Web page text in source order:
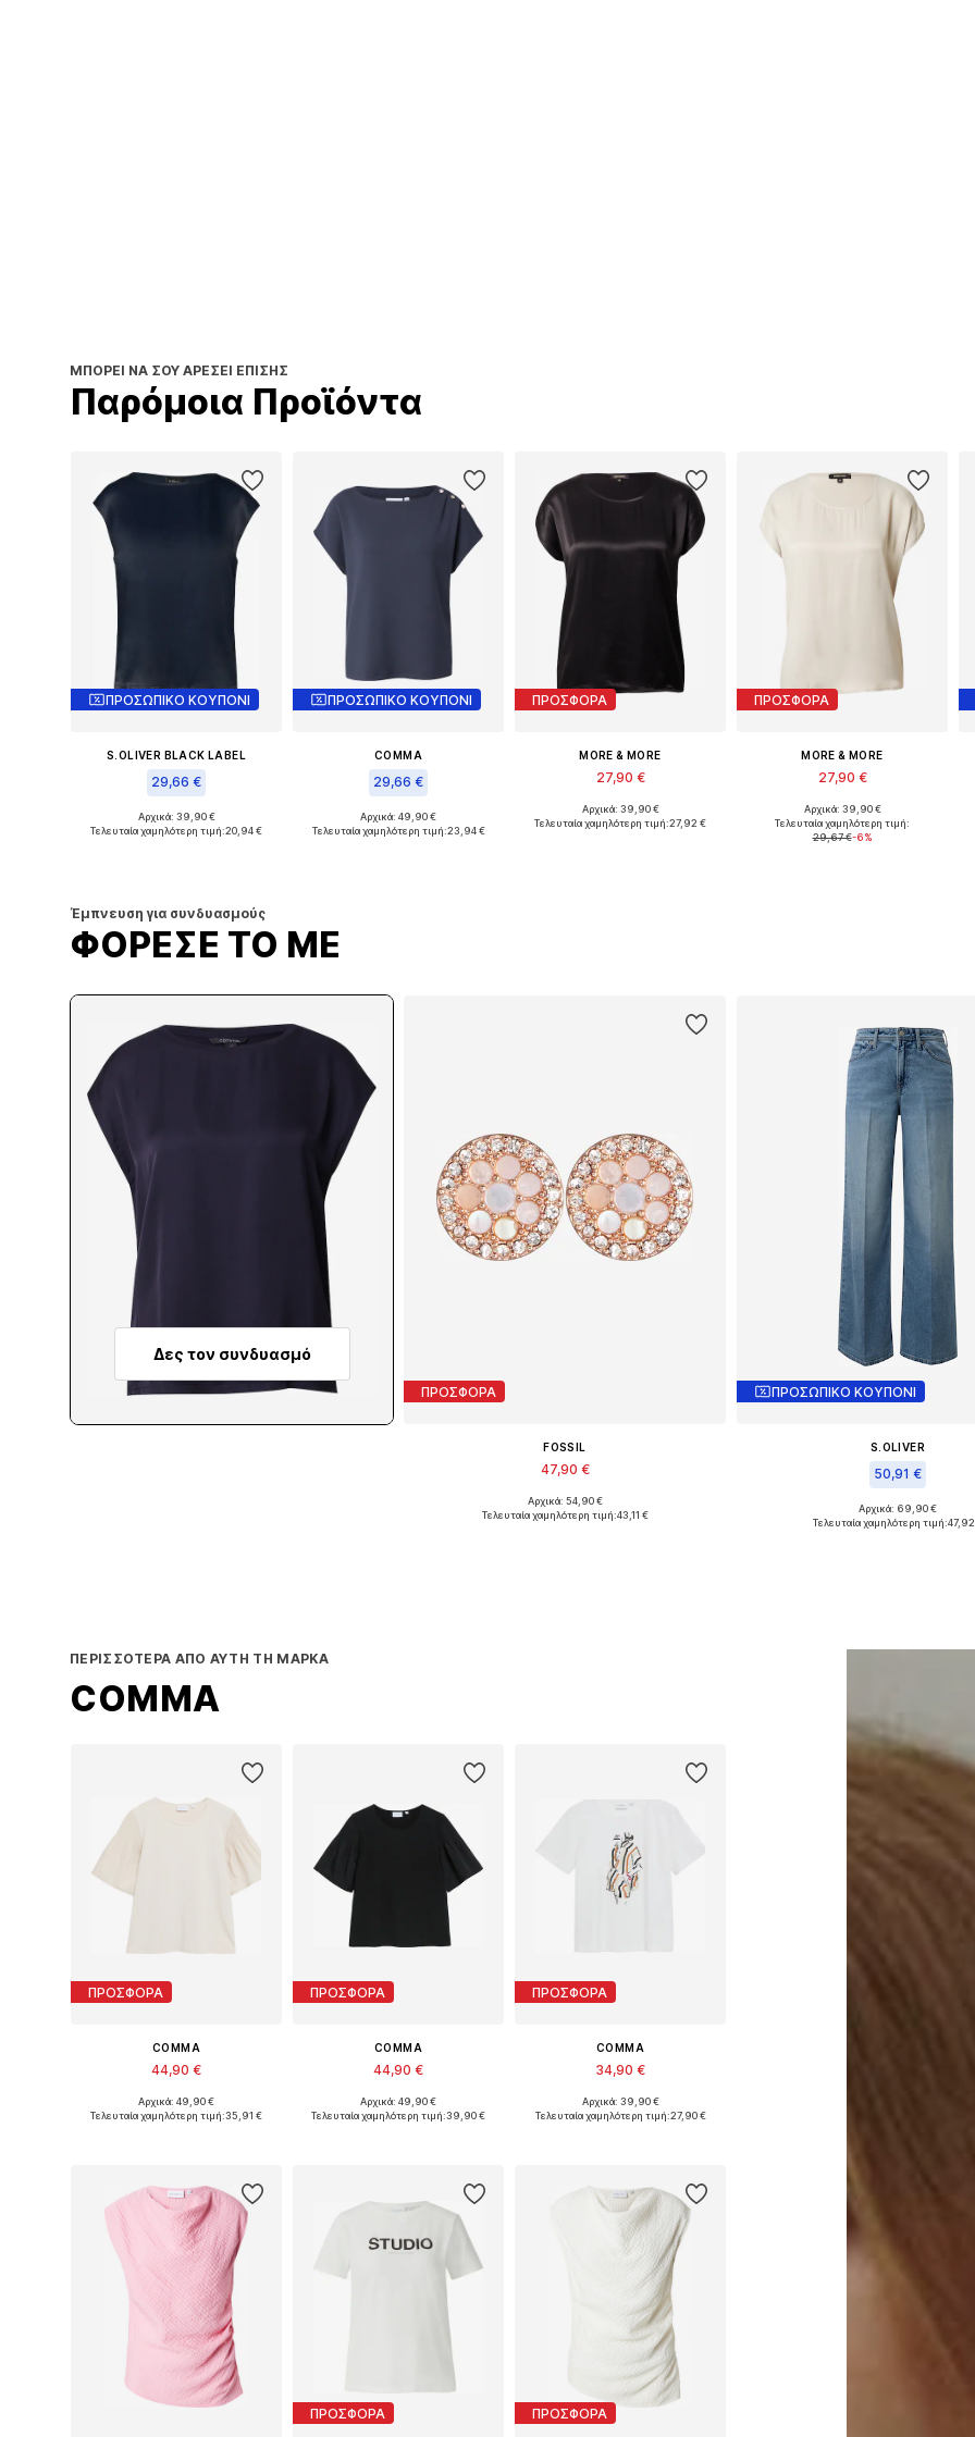
ΜΠΟΡΕΊ ΝΑ ΣΟΥ ΑΡΈΣΕΙ ΕΠΊΣΗΣ
Παρόμοια Προϊόντα
ΠΡΟΣΩΠΙΚΟ ΚΟΥΠΟΝΙ
S.OLIVER BLACK LABEL
29,66 €
Διαθέσιμα μεγέθη: S, M, L, XL, XXL
Αρχικά: 39,90 €
Τελευταία χαμηλότερη τιμή:20,94 €
ΠΡΟΣΩΠΙΚΟ ΚΟΥΠΟΝΙ
COMMA
29,66 €
Διαθέσιμα μεγέθη: XS, S, M
Αρχικά: 49,90 €
Τελευταία χαμηλότερη τιμή:23,94 €
ΠΡΟΣΦΟΡΑ
MORE & MORE
27,90 €
Αρχικά: 39,90 €
Τελευταία χαμηλότερη τιμή:27,92 €
ΠΡΟΣΦΟΡΑ
MORE & MORE
27,90 €
Προσθήκη στο καλάθι
Αρχικά: 39,90 €
Τελευταία χαμηλότερη τιμή:
29,67 €-6%
Έμπνευση για συνδυασμούς
ΦΟΡΕΣΕ ΤΟ ΜΕ
Δες τον συνδυασμό
ΠΡΟΣΦΟΡΑ
FOSSIL
47,90 €
Διαθέσιμα μεγέθη: One Size
Αρχικά: 54,90 €
Τελευταία χαμηλότερη τιμή:43,11 €
ΠΡΟΣΩΠΙΚΟ ΚΟΥΠΟΝΙ
S.OLIVER
50,91 €
Διαθέσιμο σε πολλά μεγέθη
Αρχικά: 69,90 €
Τελευταία χαμηλότερη τιμή:
ΠΕΡΙΣΣΌΤΕΡΑ ΑΠΌ ΑΥΤΉ ΤΗ ΜΆΡΚΑ
COMMA
ΠΡΟΣΦΟΡΑ
COMMA
44,90 €
Αρχικά: 49,90 €
Τελευταία χαμηλότερη τιμή:35,91 €
ΠΡΟΣΦΟΡΑ
COMMA
44,90 €
Διαθέσιμο σε πολλά μεγέθη
Αρχικά: 49,90 €
Τελευταία χαμηλότερη τιμή:39,90 €
ΠΡΟΣΦΟΡΑ
COMMA
34,90 €
Αρχικά: 39,90 €
Τελευταία χαμηλότερη τιμή:27,90 €
ΠΡΟΣΦΟΡΑ ΠΡΟΣΦΟΡΑ